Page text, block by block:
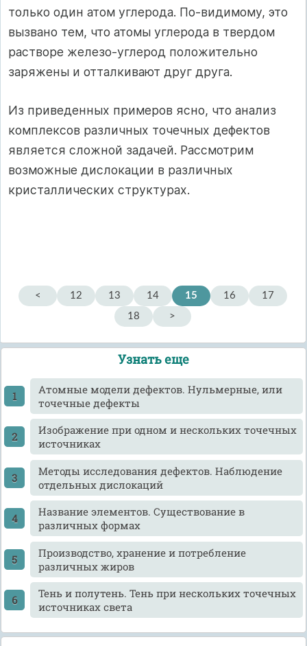
только один атом углерода. По-видимому, это
вызвано тем, что атомы углерода в твердом
растворе железо-углерод положительно
заряжены и отталкивают друг друга.
Из приведенных примеров ясно, что анализ
комплексов различных точечных дефектов
является сложной задачей. Рассмотрим
возможные дислокации в различных
кристаллических структурах.
< 12 13 14 15 16
17
18
>
Узнать еще
Атомные модели дефектов. Нульмерные, или
точечные дефекты
Изображение при одном и нескольких точечных
источниках
Методы исследования дефектов. Наблюдение
отдельных дислокаций
Название элементов. Существование в
различных формах
Производство, хранение и потребление
различных жиров
Тень и полутень. Тень при нескольких точечных
источниках света